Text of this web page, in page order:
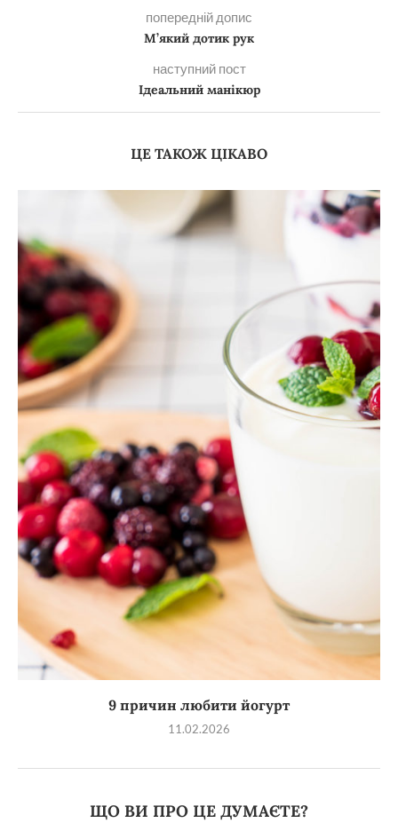
попередній допис
М’який дотик рук
наступний пост
Ідеальний манікюр
ЦЕ ТАКОЖ ЦІКАВО
9 причин любити йогурт
11.02.2026
ЩО ВИ ПРО ЦЕ ДУМАЄТЕ?